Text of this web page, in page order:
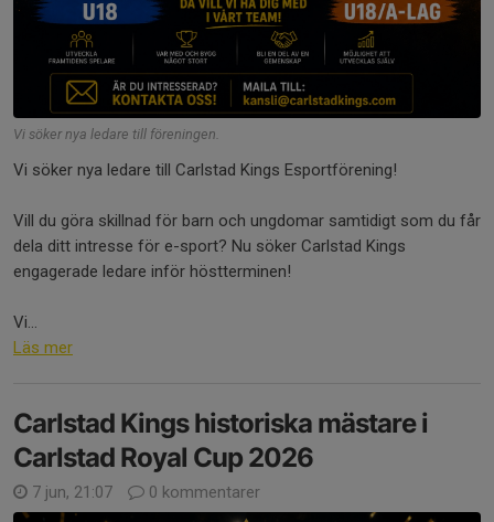
Vi söker nya ledare till föreningen.
Vi söker nya ledare till Carlstad Kings Esportförening!
Vill du göra skillnad för barn och ungdomar samtidigt som du får
dela ditt intresse för e-sport? Nu söker Carlstad Kings
engagerade ledare inför höstterminen!
Vi...
Läs mer
Carlstad Kings historiska mästare i
Carlstad Royal Cup 2026
7 jun, 21:07 0 kommentarer